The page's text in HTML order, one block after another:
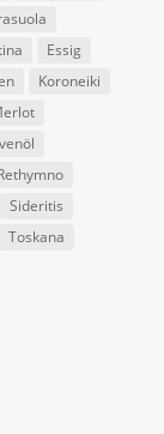
Essig
Koroneiki
Sideritis
Toskana